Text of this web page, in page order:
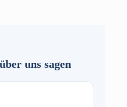
uns sagen